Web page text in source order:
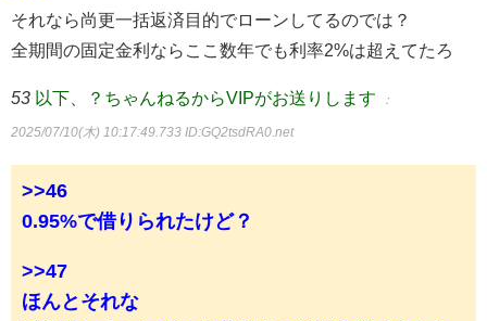
それなら尚更一括返済目的でローンしてるのでは？
全期間の固定金利ならここ数年でも利率2%は超えてたろ
53 以下、？ちゃんねるからVIPがお送りします ：
2025/07/10(木) 10:17:49.733 ID:GQ2tsdRA0.net
>>46
0.95%で借りられたけど？
>>47
ほんとそれな